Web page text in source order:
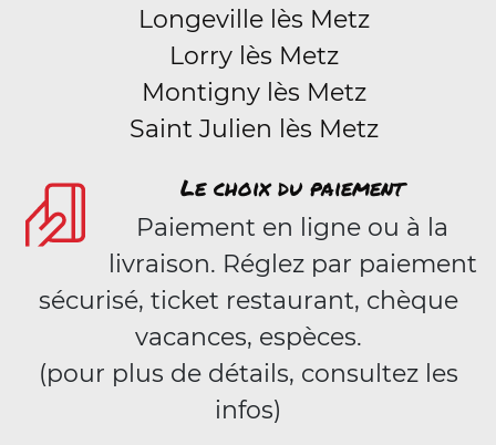
Longeville lès Metz
Lorry lès Metz
Montigny lès Metz
Saint Julien lès Metz
Le choix du paiement
Paiement en ligne ou à la
livraison. Réglez par paiement
sécurisé, ticket restaurant, chèque
vacances, espèces.
(pour plus de détails, consultez les
infos)